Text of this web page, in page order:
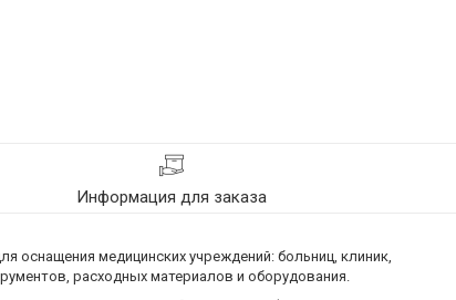
Информация для заказа
оснащения медицинских учреждений: больниц, клиник,
расходных материалов и оборудования.